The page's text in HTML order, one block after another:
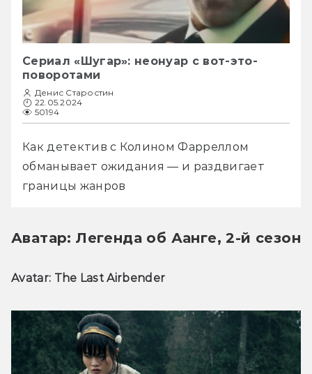
Сериал «Шугар»: неонуар с вот-это-
поворотами
Денис Старостин
22.05.2024
50194
Как детектив с Колином Фарреллом
обманывает ожидания — и раздвигает
границы жанров
Аватар: Легенда об Аанге, 2-й сезон
Avatar: The Last Airbender